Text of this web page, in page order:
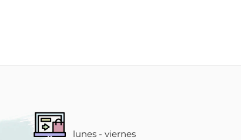
lunes - viernes